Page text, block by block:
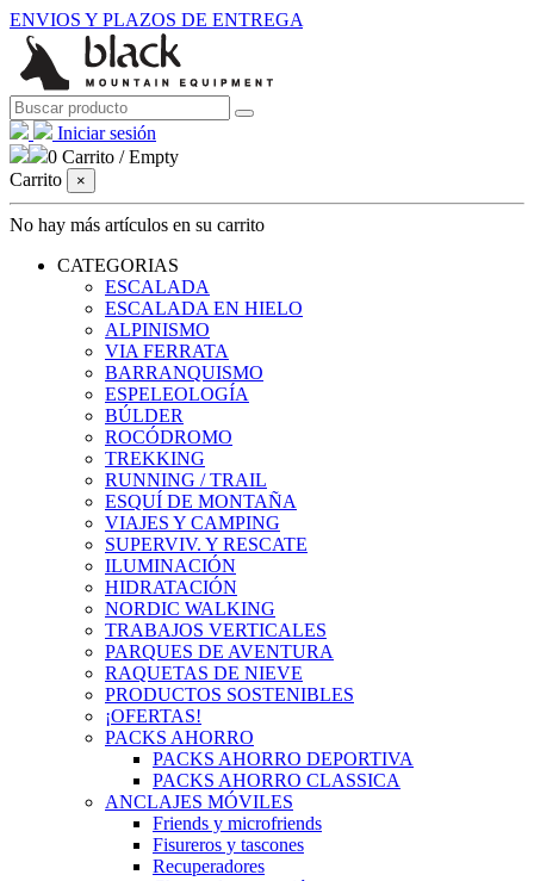
ENVIOS Y PLAZOS DE ENTREGA
Iniciar sesión
0 Carrito /Empty
Carrito
×
No hay más artículos en su carrito
CATEGORIAS
ESCALADA
ESCALADA EN HIELO
ALPINISMO
VIA FERRATA
BARRANQUISMO
ESPELEOLOGÍA
BÚLDER
ROCÓDROMO
TREKKING
RUNNING / TRAIL
ESQUÍ DE MONTAÑA
VIAJES Y CAMPING
SUPERVIV. Y RESCATE
ILUMINACIÓN
HIDRATACIÓN
NORDIC WALKING
TRABAJOS VERTICALES
PARQUES DE AVENTURA
RAQUETAS DE NIEVE
PRODUCTOS SOSTENIBLES
¡OFERTAS!
PACKS AHORRO
PACKS AHORRO DEPORTIVA
PACKS AHORRO CLASSICA
ANCLAJES MÓVILES
Friends y microfriends
Fisureros y tascones
Recuperadores